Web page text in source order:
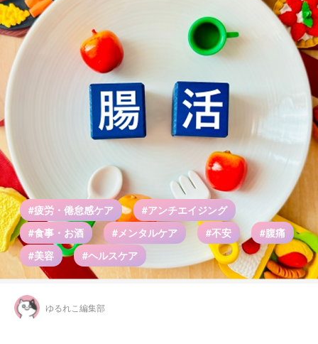
コラム
#疲労・倦怠感ケア
#アンチエイジング
#食事・お酒
#メンタルケア #不安
#腹痛
#美容
#ヘルスケア
ゆるれこ編集部